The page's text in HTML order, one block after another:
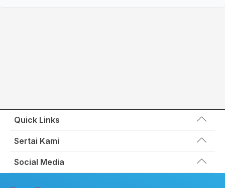
Quick Links
Wakil Rakyat
Hubungi Kami
Sumbangan
Sertai Kami
Portal Anggota KEADILAN
Social Media